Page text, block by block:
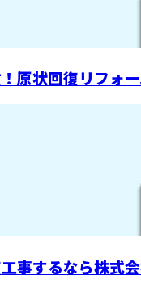
原状回復リフォ
事するなら株式